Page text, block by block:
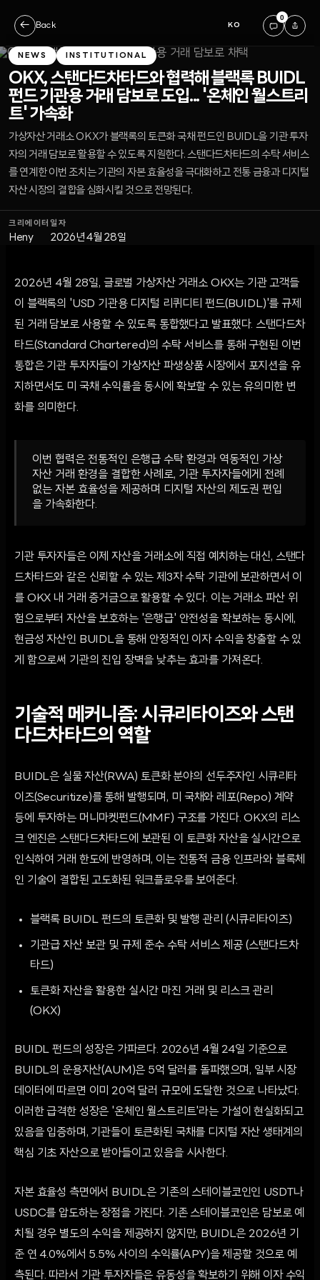
← Back KO
0
NEWS INSTITUTIONAL
OKX, 스탠다드차타드와 협력해 블랙록 BUIDL
펀드 기관용 거래 담보로 도입... '온체인 월스트리
트' 가속화
가상자산 거래소 OKX가 블랙록의 토큰화 국채 펀드인 BUIDL을 기관 투자
자의 거래 담보로 활용할 수 있도록 지원한다. 스탠다드차타드의 수탁 서비스
를 연계한 이번 조치는 기관의 자본 효율성을 극대화하고 전통 금융과 디지털
자산 시장의 결합을 심화시킬 것으로 전망된다.
크리에이터
Heny
일자
2026년 4월 28일
2026년 4월 28일, 글로벌 가상자산 거래소 OKX는 기관 고객들
이 블랙록의 'USD 기관용 디지털 리퀴디티 펀드(BUIDL)'를 규제
된 거래 담보로 사용할 수 있도록 통합했다고 발표했다. 스탠다드차
타드(Standard Chartered)의 수탁 서비스를 통해 구현된 이번
통합은 기관 투자자들이 가상자산 파생상품 시장에서 포지션을 유
지하면서도 미 국채 수익률을 동시에 확보할 수 있는 유의미한 변
화를 의미한다.
이번 협력은 전통적인 은행급 수탁 환경과 역동적인 가상
자산 거래 환경을 결합한 사례로, 기관 투자자들에게 전례
없는 자본 효율성을 제공하며 디지털 자산의 제도권 편입
을 가속화한다.
기관 투자자들은 이제 자산을 거래소에 직접 예치하는 대신, 스탠다
드차타드와 같은 신뢰할 수 있는 제3자 수탁 기관에 보관하면서 이
를 OKX 내 거래 증거금으로 활용할 수 있다. 이는 거래소 파산 위
험으로부터 자산을 보호하는 '은행급' 안전성을 확보하는 동시에,
현금성 자산인 BUIDL을 통해 안정적인 이자 수익을 창출할 수 있
게 함으로써 기관의 진입 장벽을 낮추는 효과를 가져온다.
기술적 메커니즘: 시큐리타이즈와 스탠
다드차타드의 역할
BUIDL은 실물 자산(RWA) 토큰화 분야의 선두주자인 시큐리타
이즈(Securitize)를 통해 발행되며, 미 국채와 레포(Repo) 계약
등에 투자하는 머니마켓펀드(MMF) 구조를 가진다. OKX의 리스
크 엔진은 스탠다드차타드에 보관된 이 토큰화 자산을 실시간으로
인식하여 거래 한도에 반영하며, 이는 전통적 금융 인프라와 블록체
인 기술이 결합된 고도화된 워크플로우를 보여준다.
블랙록 BUIDL 펀드의 토큰화 및 발행 관리 (시큐리타이즈)
기관급 자산 보관 및 규제 준수 수탁 서비스 제공 (스탠다드차
타드)
토큰화 자산을 활용한 실시간 마진 거래 및 리스크 관리
(OKX)
BUIDL 펀드의 성장은 가파르다. 2026년 4월 24일 기준으로
BUIDL의 운용자산(AUM)은 5억 달러를 돌파했으며, 일부 시장
데이터에 따르면 이미 20억 달러 규모에 도달한 것으로 나타났다.
이러한 급격한 성장은 '온체인 월스트리트'라는 가설이 현실화되고
있음을 입증하며, 기관들이 토큰화된 국채를 디지털 자산 생태계의
핵심 기초 자산으로 받아들이고 있음을 시사한다.
자본 효율성 측면에서 BUIDL은 기존의 스테이블코인인 USDT나
USDC를 압도하는 장점을 가진다. 기존 스테이블코인은 담보로 예
치될 경우 별도의 수익을 제공하지 않지만, BUIDL은 2026년 기
준 연 4.0%에서 5.5% 사이의 수익률(APY)을 제공할 것으로 예
측된다. 따라서 기관 투자자들은 유동성을 확보하기 위해 이자 수익